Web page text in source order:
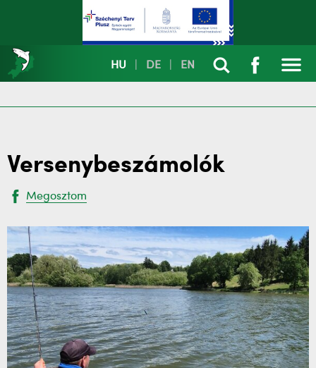
HU DE EN
Versenybeszámolók
Megosztom